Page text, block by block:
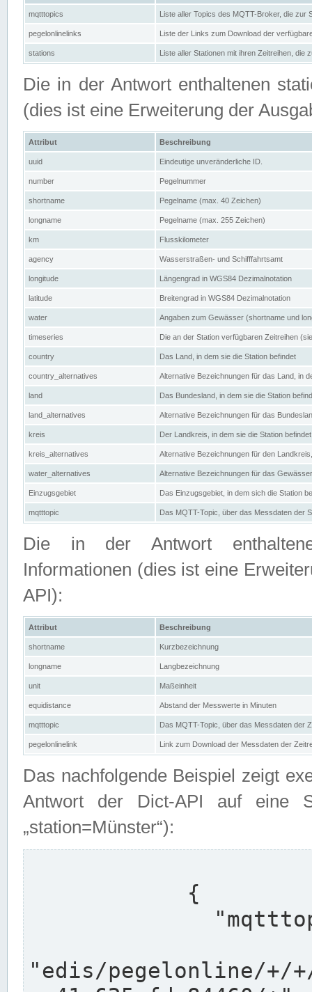
mqtttopics Liste aller Topics des MQTT-Broker, die zur
pegelonlinelinks Liste der Links zum Download der
stations Liste aller Stationen mit ihren Zeitreihen, die
Die in der Antwort enthaltenen
(dies ist eine Erweiterung der
Attribut Beschreibung
uuid Eindeutige unveränderliche ID.
number Pegelnummer
shortname Pegelname (max. 40 Zeichen)
longname Pegelname (max. 255 Zeichen)
km Flusskilometer
agency Wasserstraßen- und Schifffahrtsamt
longitude Längengrad in WGS84 Dezimalnotation
latitude Breitengrad in WGS84 Dezimalnotation
water Angaben zum Gewässer (shortname und
timeseries Die an der Station verfügbaren Zeitreihen
country Das Land, in dem sie die Station befindet
country_alternatives Alternative Bezeichnungen für das Land, in
land Das Bundesland, in dem sie die Station
land_alternatives Alternative Bezeichnungen für das
kreis Der Landkreis, in dem sie die Station befindet
kreis_alternatives Alternative Bezeichnungen für den
water_alternatives Alternative Bezeichnungen für das
Einzugsgebiet Das Einzugsgebiet, in dem sich die Station
mqtttopic Das MQTT-Topic, über das Messdaten der
Die in der Antwort
Informationen (dies ist eine
API):
Attribut Beschreibung
shortname Kurzbezeichnung
longname Langbezeichnung
unit Maßeinheit
equidistance Abstand der Messwerte in Minuten
mqtttopic Das MQTT-Topic, über das Messdaten der
pegelonlinelink Link zum Download der Messdaten der
Das nachfolgende Beispiel zeigt
Antwort der Dict-API auf eine
„station=Münster“):
"edis/pegelonline/+/